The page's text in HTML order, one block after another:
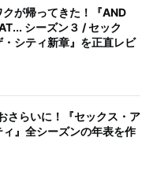
が帰ってきた！『AND
シーズン３ / セック
・シティ新章』を正直レビ
さらいに！『セックス・ア
』全シーズンの年表を作